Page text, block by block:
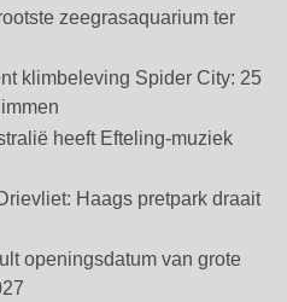
zeegrasaquarium ter
klimbeleving Spider City: 25
heeft Efteling-muziek
Haags pretpark draait
openingsdatum van grote